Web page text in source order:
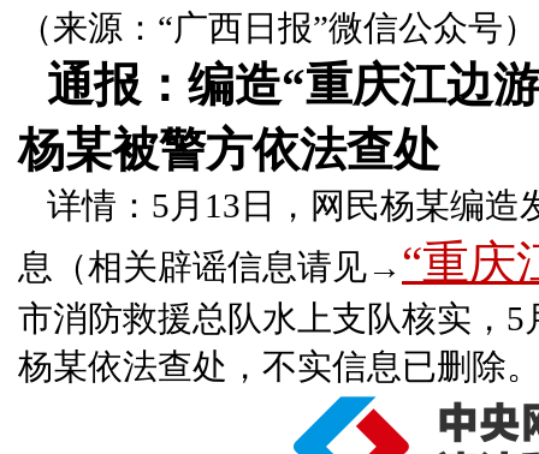
（来源：“广西日报”微信公众号）
通报：编造“重庆江边
杨某被警方依法查处
详情：5月13日，网民杨某编造
息（相关辟谣信息请见→ “重庆
市消防救援总队水上支队核实，
杨某依法查处，不实信息已删除